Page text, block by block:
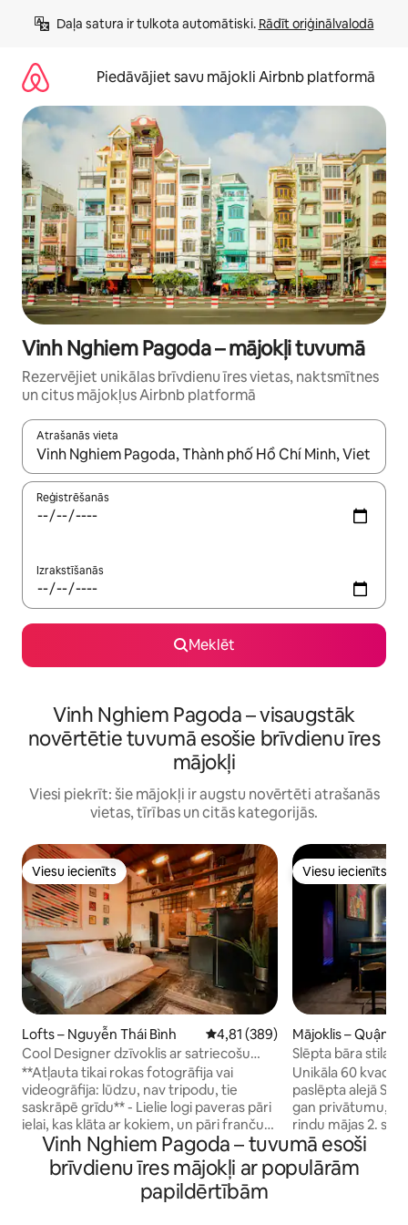
saturu
Daļa satura ir tulkota automātiski. Rādīt oriģinālvalodā
Piedāvājiet savu mājokli Airbnb platformā
Vinh Nghiem Pagoda – mājokļi tuvumā
Rezervējiet unikālas brīvdienu īres vietas, naktsmītnes
un citus mājokļus Airbnb platformā
Atrašanās vieta
Kad rezultāti kļūs pieejami, izmantojiet bultiņu uz augšu un
Reģistrēšanās
Izrakstīšanās
Meklēt
Vinh Nghiem Pagoda – visaugstāk
novērtētie tuvumā esošie brīvdienu īres
mājokļi
Viesi piekrīt: šie mājokļi ir augstu novērtēti atrašanās
vietas, tīrības un citās kategorijās.
Viesu iecienīts
Viesu iecienīts
Lofts – Nguyễn Thái Bình Vidējais vērtējums: 4,81 no 5,
4,81 (389)
Cool Designer dzīvoklis ar satriecošu
Retro detaļas
**Atļauta tikai rokas fotogrāfija vai
videogrāfija: lūdzu, nav tripodu, tie
saskrāpē grīdu** - Lielie logi paveras pāri
ielai, kas klāta ar kokiem, un pāri franču
koloniālās laikmeta arhitektūrai, tikai
dažu soļu attālumā no Vjetnamas
dinamiskākās pilsētas sirds. -
Apmetieties manā dzīvoklī, kas atrodas
Viesu iecienīts
Viesu iecienīts
Mājoklis – Quận 1
Slēpta bāra stila
Alleyway
Unikāla 60
paslēpta alejā
gan privātumu,
rindu mājas 2.
BeanThere
ideāli piemērota
stilīga dzīvošana
Vinh Nghiem Pagoda – tuvumā esoši
brīvdienu īres mājokļi ar populārām
papildērtībām